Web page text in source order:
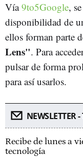
Vía9to5Google,
disponibilidad de
ellos forman parte
Lens". Para
pulsar de forma
para así usarlos.
NEWSLETTER
Recibe de lunes a
tecnología